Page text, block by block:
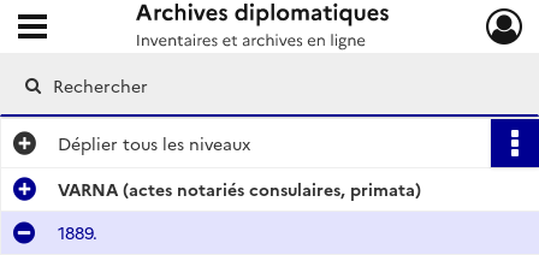
Archives diplomatiques
Ouvrir le menu déroulant
Déplier tous les niveaux
VARNA (actes notariés consulaires, primata)
1889.